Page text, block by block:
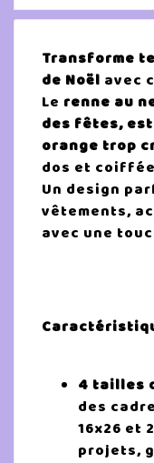
Transforme
de Noël avec
Le renne au
des fêtes,
orange trop
dos et coiffée
Un design
vêtements,
avec une
4 tailles
des
16x26 et
projets,